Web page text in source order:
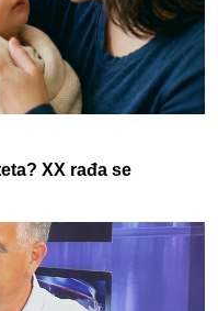
XX rađa se